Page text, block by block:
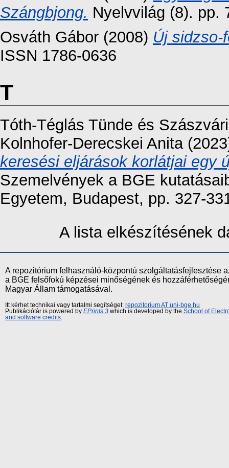
Szángbjong. Nyelvvilág (8). pp.
Osváth Gábor (2008) Új sidzso-
ISSN 1786-0636
T
Tóth-Téglás Tünde és
Kolnhofer-Derecskei Anita
keresési eljárások korlátjai egy
Szemelvények a BGE
Egyetem, Budapest, pp. 327-
A lista elkészítésének
A repozitórium felhasználó-központú szolgáltatásfejlesztése
a BGE felsőfokú képzései minőségének és
Magyar Állam támogatásával.
Itt kérhet technikai vagy tartalmi segítséget: repozitorium AT uni-bge.hu
Publikációtár is powered by EPrints 3 which is developed by the School of
and software credits